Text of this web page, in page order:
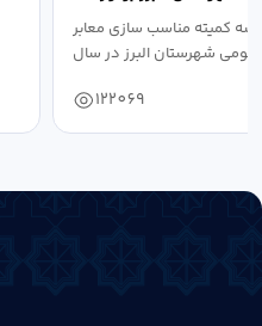
کمیته مناسب سازی معابر
شهرستان البرز در سال
122069